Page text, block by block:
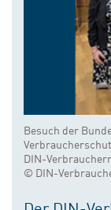
Besuch der
DIN-
© DIN-